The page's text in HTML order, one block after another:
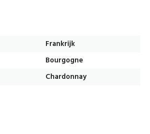
Frankrijk
Bourgogne
Chardonnay